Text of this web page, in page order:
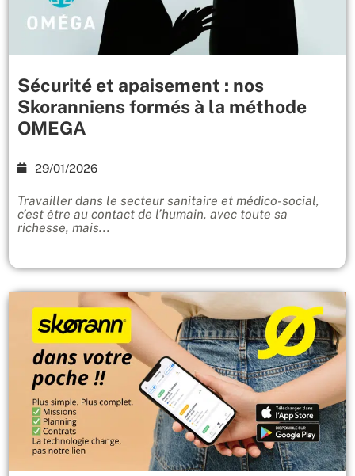
Sécurité et apaisement : nos
Skoranniens formés à la méthode
OMEGA
29/01/2026
Travailler dans le secteur sanitaire et médico-social,
c’est être au contact de l’humain, avec toute sa
richesse, mais...